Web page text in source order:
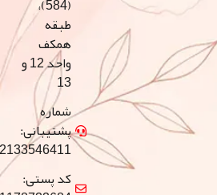
همکف
13
شماره
پشتیبانی:
02133546411
کد پستی: